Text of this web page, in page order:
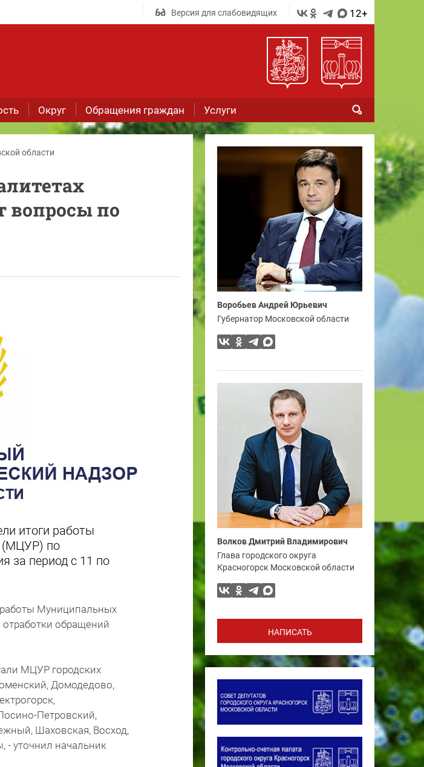
Версия для слабовидящих 12+
Округ Обращения граждан Услуги
области
вопросы по
итоги работы
(МЦУР) по
за период с 11 по
Муниципальных
обращений
МЦУР городских
Домодедово,
Петровский,
Шаховская, Восход,
- уточнил начальник
Воробьев Андрей Юрьевич
Губернатор Московской области
Волков Дмитрий Владимирович
Глава городского округа
Красногорск Московской области
НАПИСАТЬ